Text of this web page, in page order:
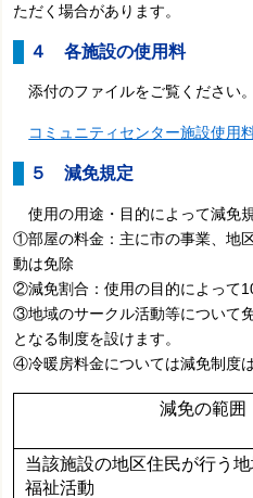
ただく場合があります。
４ 各施設の使用料
添付のファイルをご覧ください。
コミュニティセンター施設使用
５ 減免規定
使用の用途・目的によって減免
①部屋の料金：主に市の事業、地
動は免除
②減免割合：使用の目的によって
③地域のサークル活動等について
となる制度を設けます。
④冷暖房料金については減免制度
減免の範囲
当該施設の地区住民が行う
福祉活動